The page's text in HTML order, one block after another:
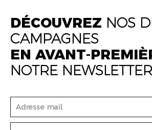
DÉCOUVREZ NOS
CAMPAGNES
EN AVANT-
NOTRE NEWSLETTER